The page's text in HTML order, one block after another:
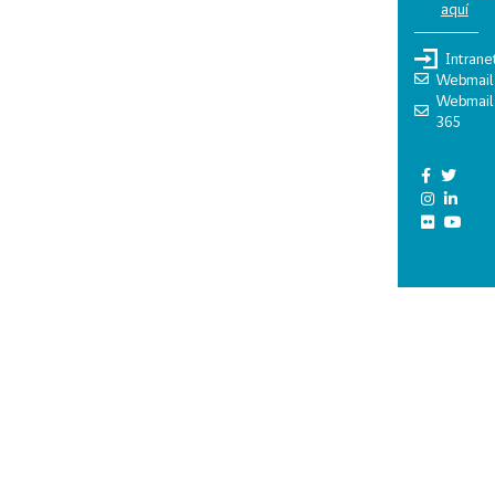
aquí
Webmail
Webmail
365